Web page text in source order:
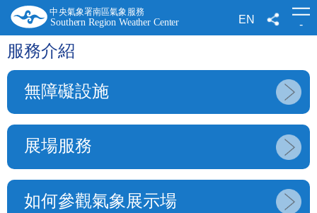
要
容
EN -
服務介紹
無障礙設施
展場服務
如何參觀氣象展示場